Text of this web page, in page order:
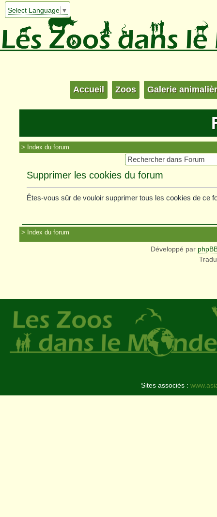
Select Language ▼
Accueil Zoos Galerie
Index du forum
Supprimer les cookies du forum
Êtes-vous sûr de vouloir supprimer tous les cookies de ce
Index du forum
Développé par
Sites associés :